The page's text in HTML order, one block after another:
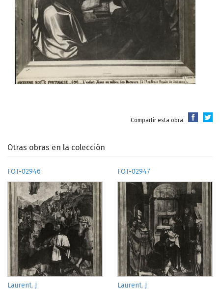
Compartir esta obra
Otras obras en la colección
FOT-02946
Laurent, J
FOT-02947
Laurent, J